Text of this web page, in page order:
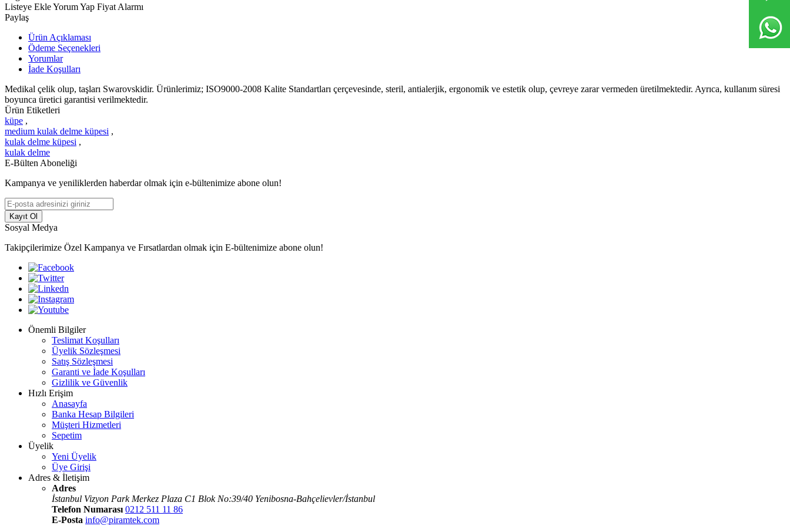
Listeye EkleYorum Yap Fiyat Alarmı
Paylaş
Ürün Açıklaması
Ödeme Seçenekleri
Yorumlar
İade Koşulları
Medikal çelik olup, taşları Swarovskidir. Ürünlerimiz; ISO9000-2008 Kalite Standartları çerçevesinde, steril, antialerjik, ergonomik ve estetik olup, çevreye zarar vermeden üretilmektedir. Ayrıca, kullanım süresi
boyunca üretici garantisi verilmektedir.
Ürün Etiketleri
küpe ,
medium kulak delme küpesi ,
kulak delme küpesi ,
kulak delme
E-Bülten Aboneliği
Kampanya ve yeniliklerden haberdar olmak için e-bültenimize abone olun!
Kayıt Ol
Sosyal Medya
Takipçilerimize Özel Kampanya ve Fırsatlardan olmak için E-bültenimize abone olun!
Önemli Bilgiler
Teslimat Koşulları
Üyelik Sözleşmesi
Satış Sözleşmesi
Garanti ve İade Koşulları
Gizlilik ve Güvenlik
Hızlı Erişim
Anasayfa
Banka Hesap Bilgileri
Müşteri Hizmetleri
Sepetim
Üyelik
Yeni Üyelik
Üye Girişi
Adres & İletişim
Adres
İstanbul Vizyon Park Merkez Plaza C1 Blok No:39/40 Yenibosna-Bahçelievler/İstanbul
Telefon Numarası 0212 511 11 86
E-Posta info@piramtek.com